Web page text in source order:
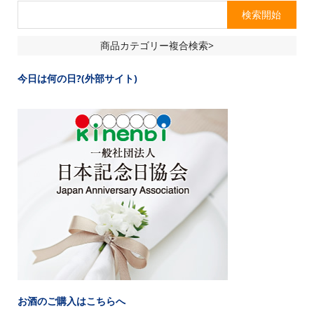
商品カテゴリー複合検索>
今日は何の日?(外部サイト)
お酒のご購入はこちらへ